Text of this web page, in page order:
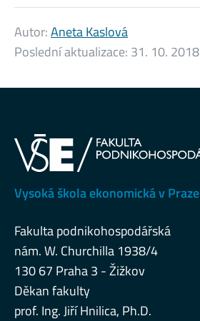
Autor:Aneta Kaslová
Poslední aktualizace: 31. 10. 2018
Vysoká škola ekonomická v Praze
Fakulta podnikohospodářská
nám. W. Churchilla 1938/4
130 67 Praha 3 - Žižkov
Děkan fakulty
prof. Ing. Jiří Hnilica, Ph.D.